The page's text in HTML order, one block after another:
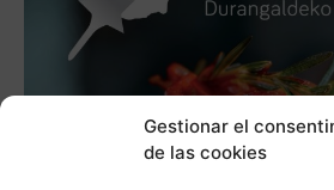
Gestionar el
de las cookies